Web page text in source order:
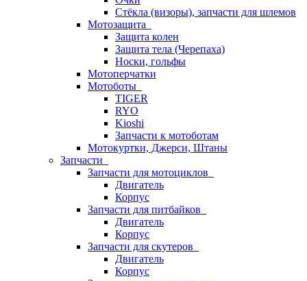
Стёкла (визоры), запчасти для шлемов
Мотозащита
Защита колен
Защита тела (Черепаха)
Носки, гольфы
Мотоперчатки
Мотоботы
TIGER
RYO
Kioshi
Запчасти к мотоботам
Мотокуртки, Джерси, Штаны
Запчасти
Запчасти для мотоциклов
Двигатель
Корпус
Запчасти для питбайков
Двигатель
Корпус
Запчасти для скутеров
Двигатель
Корпус